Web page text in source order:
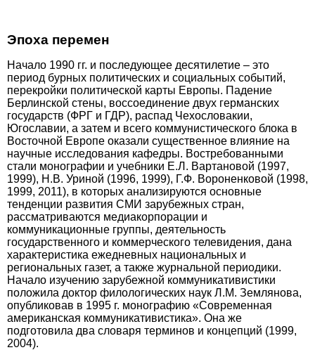
Эпоха перемен
Начало 1990 гг. и последующее десятилетие – это
период бурных политических и социальных событий,
перекройки политической карты Европы. Падение
Берлинской стены, воссоединение двух германских
государств (ФРГ и ГДР), распад Чехословакии,
Югославии, а затем и всего коммунистического блока в
Восточной Европе оказали существенное влияние на
научные исследования кафедры. Востребованными
стали монографии и учебники Е.Л. Вартановой (1997,
1999), Н.В. Уриной (1996, 1999), Г.Ф. Вороненковой (1998,
1999, 2011), в которых анализируются основные
тенденции развития СМИ зарубежных стран,
рассматриваются медиакорпорации и
коммуникационные группы, деятельность
государственного и коммерческого телевидения, дана
характеристика ежедневных национальных и
региональных газет, а также журнальной периодики.
Начало изучению зарубежной коммуникативистики
положила доктор филологических наук Л.М. Землянова,
опубликовав в 1995 г. монографию «Современная
американская коммуникативистика». Она же
подготовила два словаря терминов и концепций (1999,
2004).